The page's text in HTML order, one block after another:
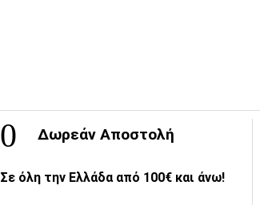
Δωρεάν Αποστολή
Σε όλη την Ελλάδα από 100€ και άνω!